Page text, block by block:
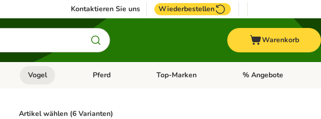
Kontaktieren Sie uns Wiederbestellen
Warenkorb
Zubehör
öffnen: Kleintier
Kategorie-Menü öffnen: Fisch
Vogel Kategorie-Menü öffnen: Vogel
Pferd Kategorie-Menü öffnen: Pferd
Top-Marken Kategorie-Menü öffnen:
% Angebote
Artikel wählen (6 Varianten)